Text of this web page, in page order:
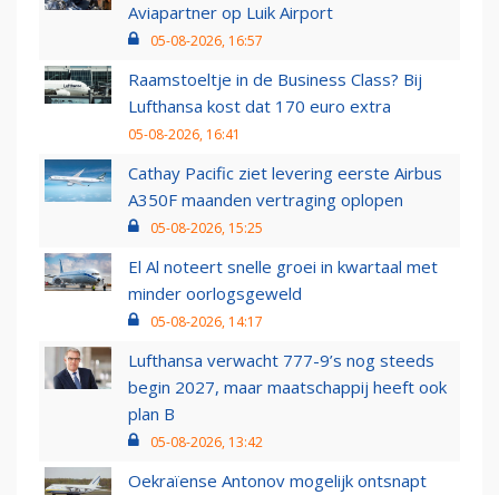
Aviapartner op Luik Airport
05-08-2026, 16:57
Raamstoeltje in de Business Class? Bij
Lufthansa kost dat 170 euro extra
05-08-2026, 16:41
Cathay Pacific ziet levering eerste Airbus
A350F maanden vertraging oplopen
05-08-2026, 15:25
El Al noteert snelle groei in kwartaal met
minder oorlogsgeweld
05-08-2026, 14:17
Lufthansa verwacht 777-9’s nog steeds
begin 2027, maar maatschappij heeft ook
plan B
05-08-2026, 13:42
Oekraïense Antonov mogelijk ontsnapt